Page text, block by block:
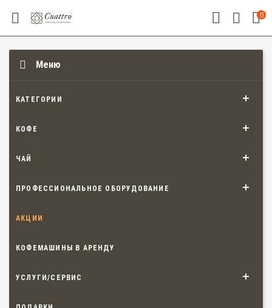
0
Меню
КАТЕГОРИИ
КОФЕ
ЧАЙ
ПРОФЕССИОНАЛЬНОЕ ОБОРУДОВАНИЕ
АКЦИИ
КОФЕМАШИНЫ В АРЕНДУ
УСЛУГИ/СЕРВИС